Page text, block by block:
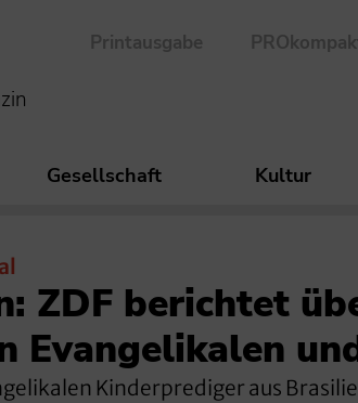
Printausgabe
Gesellschaft Kultur
ZDF berichtet
Evangelikalen
Kinderprediger aus